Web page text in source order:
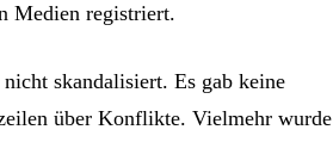
Medien registriert.
skandalisiert. Es gab keine
über Konflikte. Vielmehr wurde